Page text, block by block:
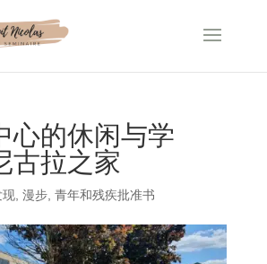
心的休闲与学
古拉之家
现, 漫步, 青年和残疾批准书